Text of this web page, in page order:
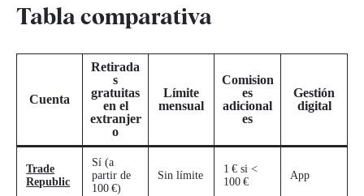
Tabla comparativa
Cuenta
Retirada
s
gratuitas
en el
extranjer
o
Límite
mensual
Comision
es
adicional
es
Gestión
digital
Trade
Republic
Sí (a
partir de
100 €)
Sin límite
1 € si <
100 €
App